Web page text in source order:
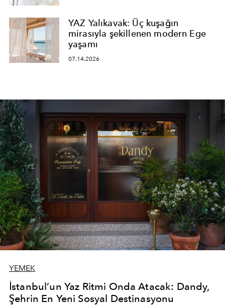
YAZ Yalıkavak: Üç kuşağın
mirasıyla şekillenen modern Ege
yaşamı
07.14.2026
YEMEK
İstanbul’un Yaz Ritmi Onda Atacak: Dandy,
Şehrin En Yeni Sosyal Destinasyonu